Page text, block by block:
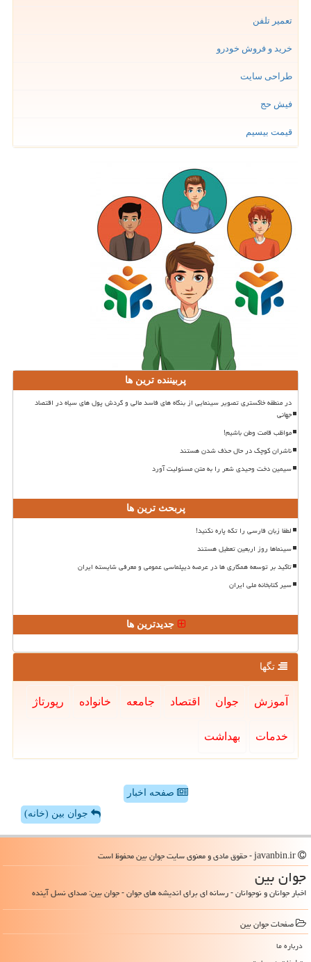
تعمیر تلفن
خرید و فروش خودرو
طراحی سایت
فیش حج
قیمت بیسیم
پربیننده ترین ها
در منطقه خاکستری تصویر سینمایی از بنگاه های فاسد مالی و گردش پول های سیاه در اقتصاد
جهانی
مواظب قامت وطن باشیم!
ناشران کوچک در حال حذف شدن هستند
سیمین دخت وحیدی شعر را به متن مسئولیت آورد
پربحث ترین ها
لطفا زبان فارسی را تکه پاره نکنید!
سینماها روز اربعین تعطیل هستند
تاکید بر توسعه همکاری ها در عرصه دیپلماسی عمومی و معرفی شایسته ایران
سیر کتابخانه ملی ایران
جدیدترین ها
تگها
آموزش جوان اقتصاد جامعه خانواده رپورتاژ
خدمات بهداشت
صفحه اخبار
جوان بین (خانه)
جوان بین
اخبار جوانان و نوجوانان - رسانه ای برای اندیشه های جوان - جوان بین: صدای نسل آینده
صفحات جوان بین
درباره ما